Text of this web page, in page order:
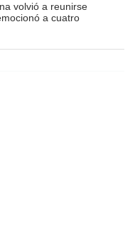
volvió a reunirse
a cuatro